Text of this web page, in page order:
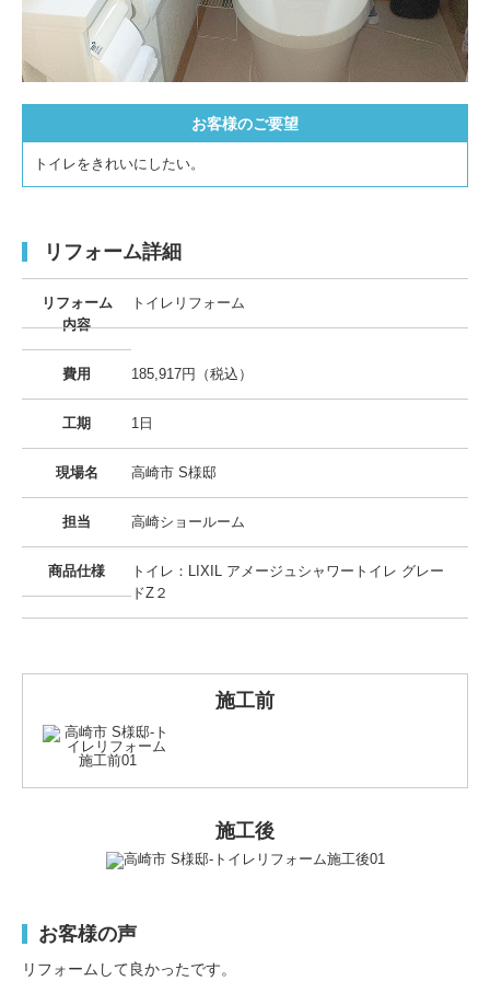
お客様のご要望
トイレをきれいにしたい。
リフォーム詳細
リフォーム
内容
トイレリフォーム
費用 185,917円（税込）
工期 1日
現場名 高崎市 S様邸
担当 高崎ショールーム
商品仕様
トイレ：LIXIL アメージュシャワートイレ グレー
ドZ２
施工前
施工後
お客様の声
リフォームして良かったです。